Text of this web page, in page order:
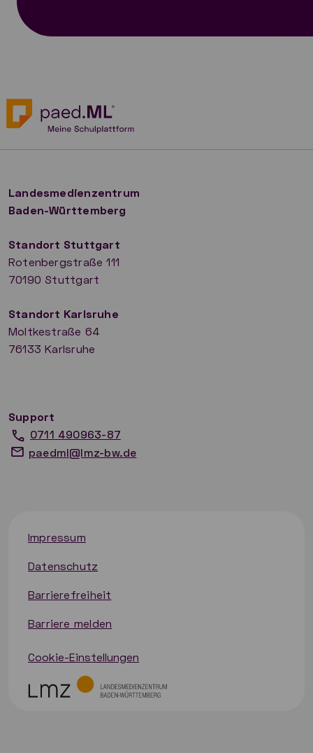
Landesmedienzentrum
Baden-Württemberg
Standort Stuttgart
Rotenbergstraße 111
70190 Stuttgart
​Standort Karlsruhe
Moltkestraße 64
76133 Karlsruhe
Support
0711 490963-87
paedml@lmz-bw.de
Impressum
Datenschutz
Barrierefreiheit
Barriere melden
Cookie-Einstellungen